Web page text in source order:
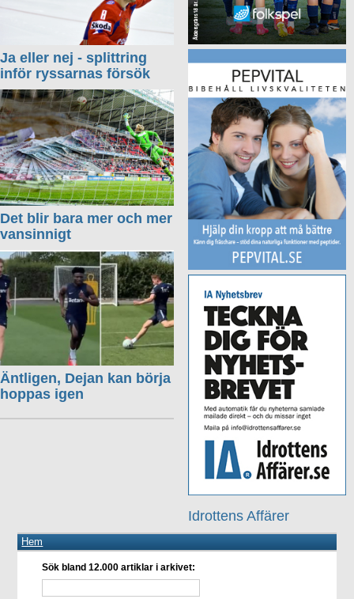
Idrottens Affärer
Ja eller nej - splittring
inför ryssarnas försök
Det blir bara mer och mer
vansinnigt
Äntligen, Dejan kan börja
hoppas igen
Hem
Sök bland 12.000 artiklar i arkivet: